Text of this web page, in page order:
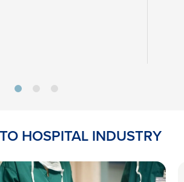
HOSPITAL INDUSTRY